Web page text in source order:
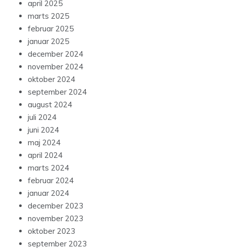
april 2025
marts 2025
februar 2025
januar 2025
december 2024
november 2024
oktober 2024
september 2024
august 2024
juli 2024
juni 2024
maj 2024
april 2024
marts 2024
februar 2024
januar 2024
december 2023
november 2023
oktober 2023
september 2023